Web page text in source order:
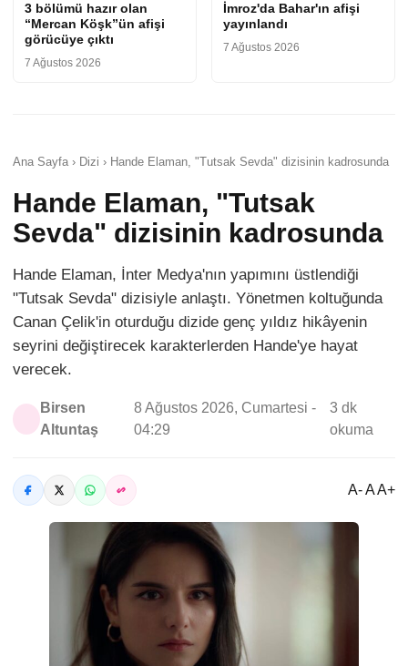
3 bölümü hazır olan
“Mercan Köşk”ün afişi
görücüye çıktı
7 Ağustos 2026
İmroz'da Bahar'ın afişi
yayınlandı
7 Ağustos 2026
Ana Sayfa › Dizi › Hande Elaman, "Tutsak Sevda" dizisinin kadrosunda
Hande Elaman, "Tutsak
Sevda" dizisinin kadrosunda
Hande Elaman, İnter Medya'nın yapımını üstlendiği
"Tutsak Sevda" dizisiyle anlaştı. Yönetmen koltuğunda
Canan Çelik'in oturduğu dizide genç yıldız hikâyenin
seyrini değiştirecek karakterlerden Hande'ye hayat
verecek.
Birsen
Altuntaş
8 Ağustos 2026, Cumartesi -
04:29
3 dk
okuma
A- A A+